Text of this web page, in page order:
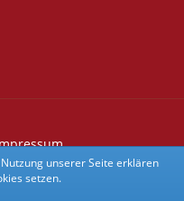
unserer Seite erklären
setzen.